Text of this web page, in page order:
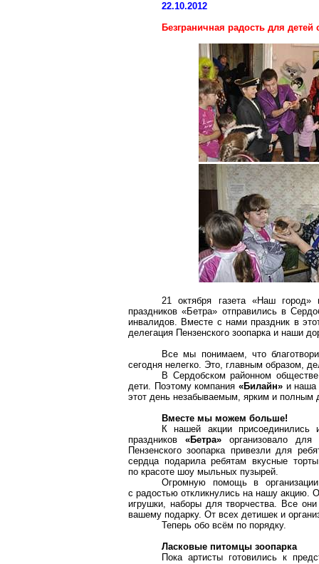
22.10.2012
Безграничная радость для
21 октября газета «Наш город»
праздников «Бетра» отправились в
инвалидов. Вместе с нами праздник в
делегация Пензенского зоопарка и наши
Все мы понимаем, что
сегодня нелегко. Это, главным образом,
В Сердобском районном
дети. Поэтому компания«Билайн» и наша
этот день незабываемым, ярким и полным
Вместе мы можем больше!
К нашей акции присоединились
праздников «Бетра»организовало для
Пензенского зоопарка привезли для
сердца подарила ребятам вкусные
по красоте шоу мыльных пузырей.
Огромную помощь в
с радостью откликнулись на нашу акцию.
игрушки, наборы для творчества. Все
вашему подарку. От всех детишек и
Теперь обо всём по порядку.
Ласковые питомцы зоопарка
Пока артисты готовились к